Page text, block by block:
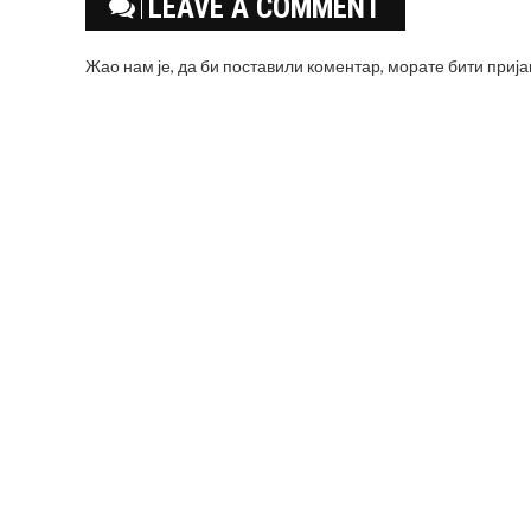
LEAVE A COMMENT
Жао нам је, да би поставили коментар, моратебити